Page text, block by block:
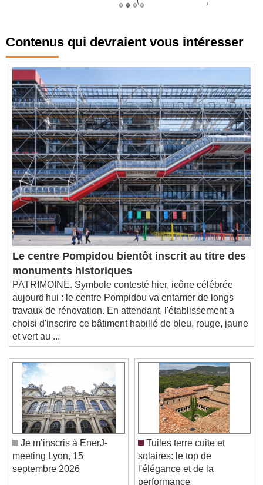
Contenus qui devraient vous intéresser
Le centre Pompidou bientôt inscrit au titre des
monuments historiques
PATRIMOINE. Symbole contesté hier, icône célébrée
aujourd'hui : le centre Pompidou va entamer de longs
travaux de rénovation. En attendant, l'établissement a
choisi d'inscrire ce bâtiment habillé de bleu, rouge, jaune
et vert au ...
Je m’inscris à EnerJ-
meeting Lyon, 15
Tuiles terre cuite et
solaires: le top de
l'élégance et de la